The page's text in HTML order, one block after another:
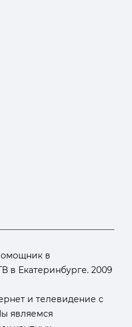
в
в Екатеринбурге. 2009
и телевидение с
являемся